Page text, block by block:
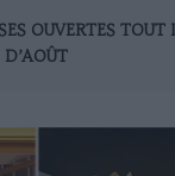
OUVERTES TOUT
D’AOÛT